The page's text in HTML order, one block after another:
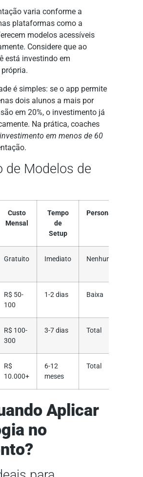
varia conforme a
plataformas como a
modelos acessíveis
Considere que ao
está investindo em
é simples: se o app permite
dois alunos a mais por
em 20%, o investimento já
Na prática, coaches
em menos de 60
de Modelos de
Custo
Mensal
Tempo
de
Setup
Personalização
Gratuito Imediato Nenhuma
R$ 50-
100
1-2 dias Baixa
R$ 100-
300
3-7 dias Total
R$
10.000+
6-12
meses
Total
Aplicar
no